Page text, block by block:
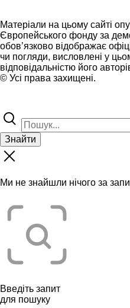
Матеріали на цьому сайті
Європейського фонду за
обов’язково відображає
чи погляди, висловлені у
відповідальністю його
© Усі права захищені.
Знайти
Ми не знайшли нічого за
Введіть запит
для пошуку